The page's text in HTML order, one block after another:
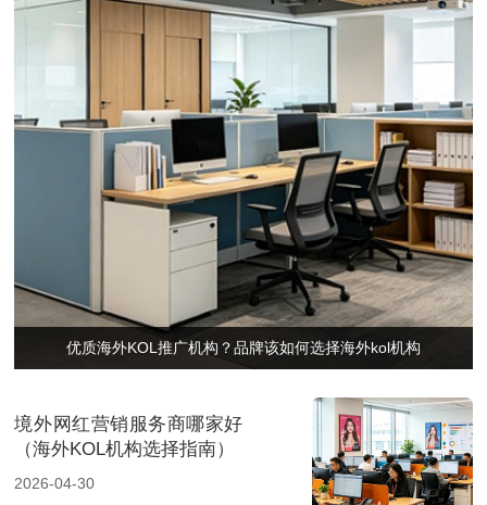
优质海外KOL推广机构？品牌该如何选择海外kol机构
境外网红营销服务商哪家好
（海外KOL机构选择指南）
2026-04-30